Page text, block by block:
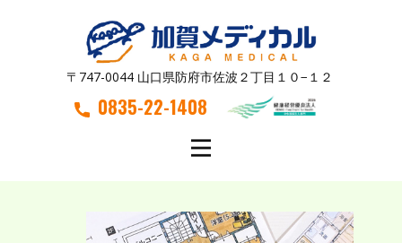
〒747-0044 山口県防府市佐波２丁目１０−１２
0835-22-1408